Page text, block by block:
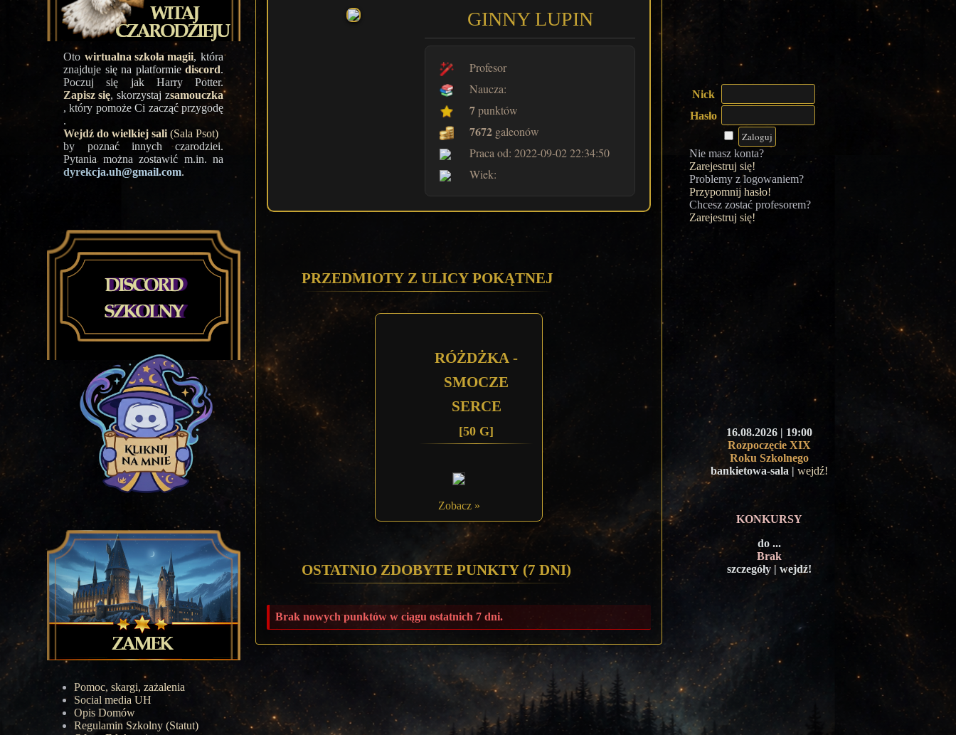
Oto wirtualna szkoła magii, która
znajduje się na platformie discord.
Poczuj się jak Harry Potter.
Zapisz się, skorzystaj zsamouczka
, który pomoże Ci zacząć przygodę
.
Wejdź do wielkiej sali (Sala Psot)
by poznać innych czarodziei.
Pytania można zostawić m.in. na
dyrekcja.uh@gmail.com.
Pomoc, skargi, zażalenia
Social media UH
Opis Domów
Regulamin Szkolny (Statut)
GINNY LUPIN
Profesor
Naucza:
7punktów
7672 galeonów
Praca od: 2022-09-02 22:34:50
Wiek:
Przedmioty z Ulicy Pokątnej
Różdżka -
smocze
serce
[50 G]
Zobacz »
Ostatnio zdobyte punkty (7 dni)
Brak nowych punktów w ciągu ostatnich 7 dni.
Nick
Hasło
Nie masz konta?
Zarejestruj się!
Problemy z logowaniem?
Przypomnij hasło!
Chcesz zostać profesorem?
Zarejestruj się!
16.08.2026 | 19:00
Rozpoczęcie XIX
Roku Szkolnego
bankietowa-sala | wejdź!
KONKURSY
do ...
Brak
szczegóły | wejdź!